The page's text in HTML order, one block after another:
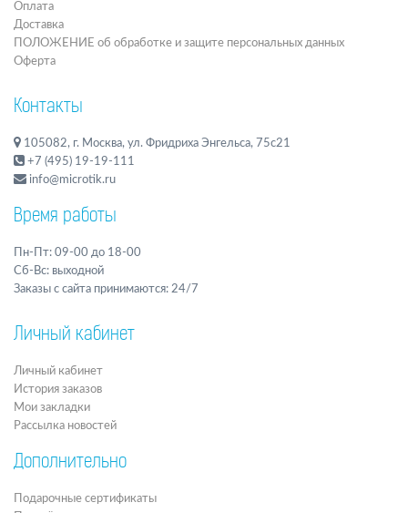
Оплата
Доставка
ПОЛОЖЕНИЕ об обработке и защите персональных данных
Оферта
Контакты
105082, г. Москва, ул. Фридриха Энгельса, 75с21
+7 (495) 19-19-111
info@microtik.ru
Время работы
Пн-Пт: 09-00 до 18-00
Сб-Вс: выходной
Заказы с сайта принимаются: 24/7
Личный кабинет
Личный кабинет
История заказов
Мои закладки
Рассылка новостей
Дополнительно
Подарочные сертификаты